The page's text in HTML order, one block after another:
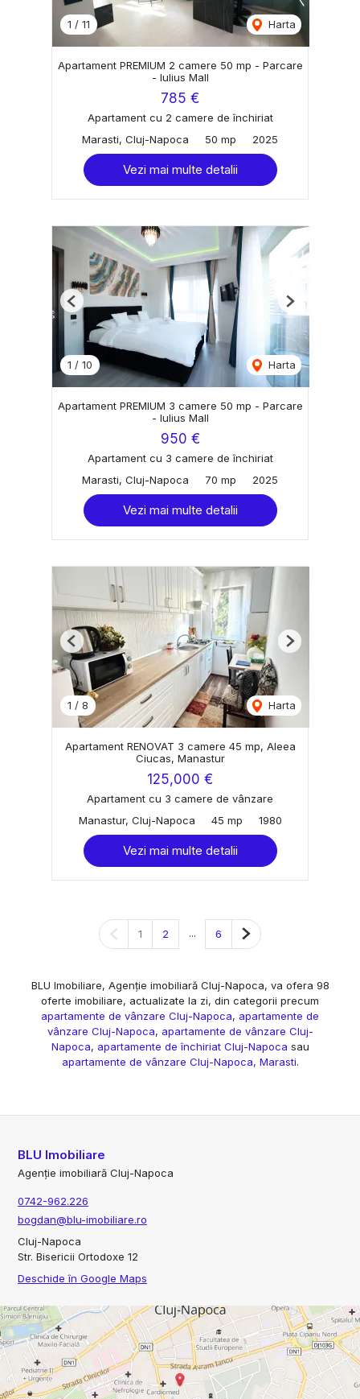
1 / 11 Harta
Apartament PREMIUM 2 camere 50 mp - Parcare
- Iulius Mall
785 €
Apartament cu 2 camere de închiriat
Marasti, Cluj-Napoca
50 mp 2025
Vezi mai multe detalii
1 / 10 Harta
Previous Next
Apartament PREMIUM 3 camere 50 mp - Parcare
- Iulius Mall
950 €
Apartament cu 3 camere de închiriat
Marasti, Cluj-Napoca
70 mp 2025
Vezi mai multe detalii
1 / 8 Harta
Previous Next
Apartament RENOVAT 3 camere 45 mp, Aleea
Ciucas, Manastur
125,000 €
Apartament cu 3 camere de vânzare
Manastur, Cluj-Napoca
45 mp 1980
Vezi mai multe detalii
Pagina anterioară
1 2 ... 6 Pagina următoare
BLU Imobiliare, Agenție imobiliară Cluj-Napoca, va ofera 98
oferte imobiliare, actualizate la zi, din categorii precum
apartamente de vânzare Cluj-Napoca, apartamente de
vânzare Cluj-Napoca, apartamente de vânzare Cluj-
Napoca, apartamente de închiriat Cluj-Napoca sau
apartamente de vânzare Cluj-Napoca, Marasti.
BLU Imobiliare
Agenție imobiliară Cluj-Napoca
0742-962.226
bogdan@blu-imobiliare.ro
Cluj-Napoca
Str. Bisericii Ortodoxe 12
Deschide în Google Maps